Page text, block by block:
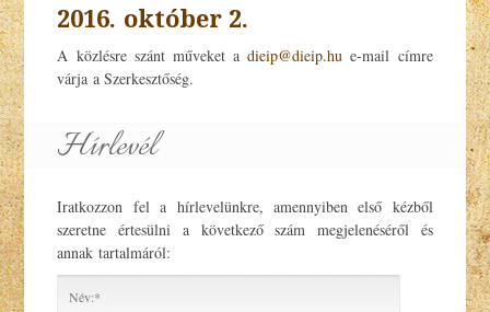
2016. október 2.
A közlésre szánt műveket adieip@dieip.hu e-mail címre
várja a Szerkesztőség.
Hírlevél
Iratkozzon fel a hírlevelünkre, amennyiben első kézből
szeretne értesülni a következő szám megjelenéséről és
annak tartalmáról: